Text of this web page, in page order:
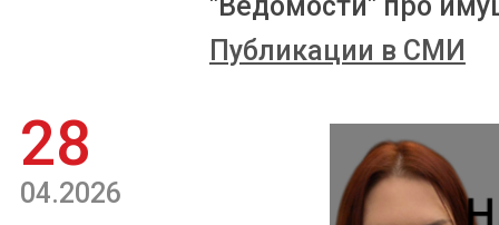
Публикации в СМИ
28
04.2026